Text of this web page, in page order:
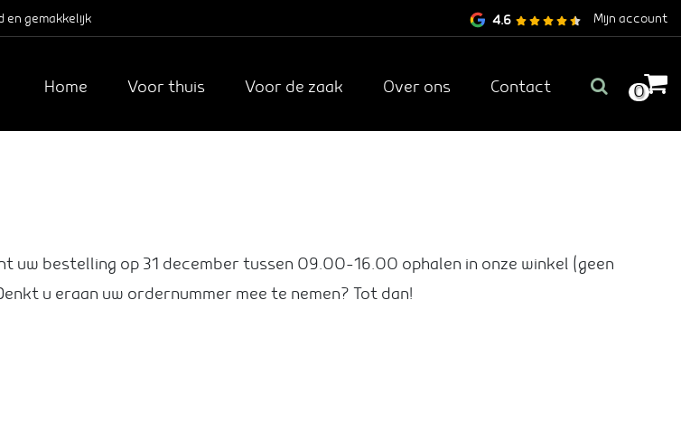
en gemakkelijk 4.6 Mijn account
Home Voor thuis Voor de zaak Over ons Contact 0
uw bestelling op 31 december tussen 09.00-16.00 ophalen in onze winkel (geen
u eraan uw ordernummer mee te nemen? Tot dan!